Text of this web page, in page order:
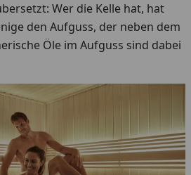
Wer die Kelle hat, hat
den Aufguss, der neben dem
Öle im Aufguss sind dabei